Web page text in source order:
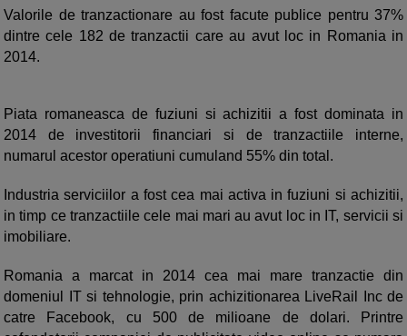
Valorile de tranzactionare au fost facute publice pentru 37%
dintre cele 182 de tranzactii care au avut loc in Romania in
2014.
Piata romaneasca de fuziuni si achizitii a fost dominata in
2014 de investitorii financiari si de tranzactiile interne,
numarul acestor operatiuni cumuland 55% din total.
Industria serviciilor a fost cea mai activa in fuziuni si achizitii,
in timp ce tranzactiile cele mai mari au avut loc in IT, servicii si
imobiliare.
Romania a marcat in 2014 cea mai mare tranzactie din
domeniul IT si tehnologie, prin achizitionarea LiveRail Inc de
catre Facebook, cu 500 de milioane de dolari. Printre